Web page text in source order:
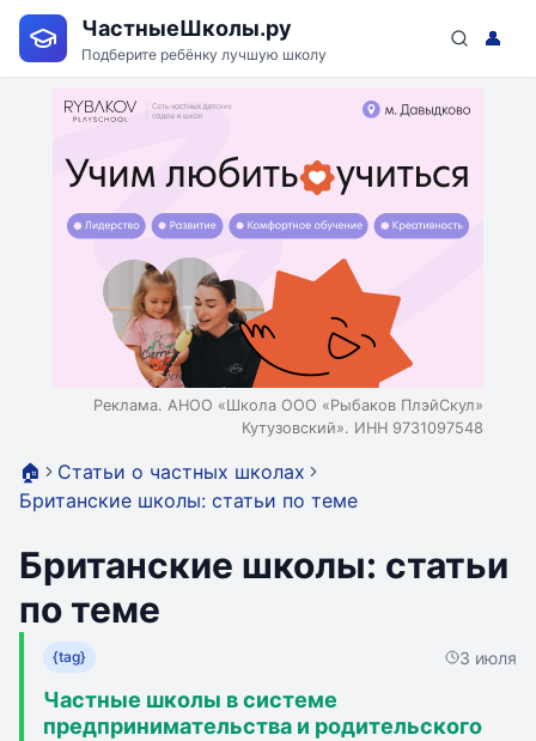
ЧастныеШколы.ру
Подберите ребёнку лучшую школу
👤
Реклама. АНОО «Школа ООО «Рыбаков ПлэйСкул»
Кутузовский». ИНН 9731097548
🏠
Статьи о частных школах
Британские школы: статьи по теме
Британские школы: статьи
по теме
{tag} 3 июля
Частные школы в системе
предпринимательства и родительского